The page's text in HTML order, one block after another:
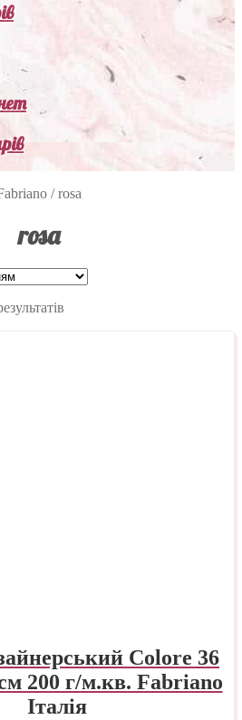
/rosa
rosa
Colore 36
200 г/м.кв. Fabriano
Італія